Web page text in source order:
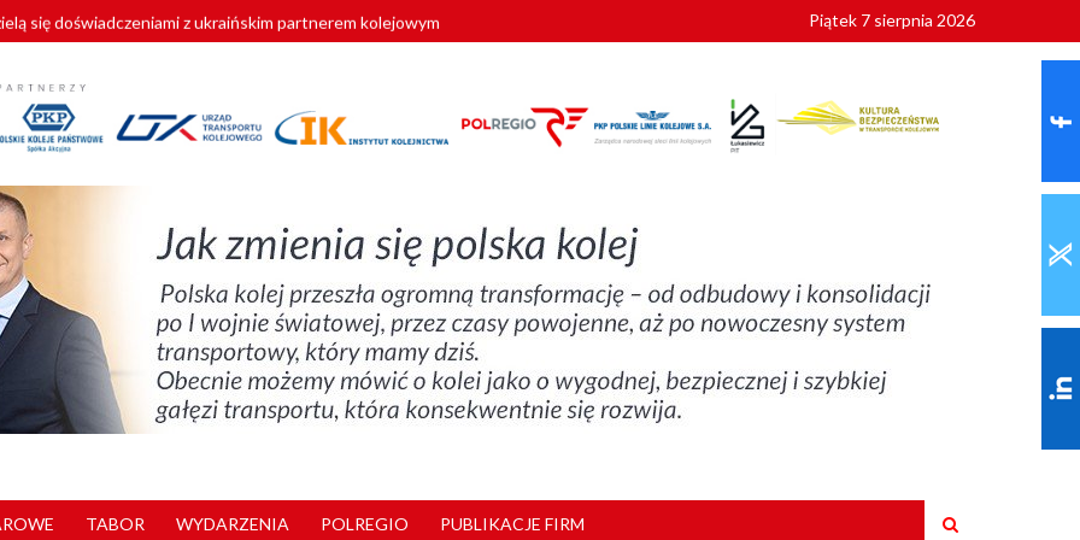
się doświadczeniami z ukraińskim partnerem kolejowym
Vectrony na 230 km/h
pociągi od PESA. Sześć nowoczesnych ELF-ów wyjedzie na tory w 2029 roku
180 nowych pracowników drużyn pociągowych od początku roku
Piątek 7 sierpnia 2026
TABOR WYDARZENIA POLREGIO PUBLIKACJE FIRM